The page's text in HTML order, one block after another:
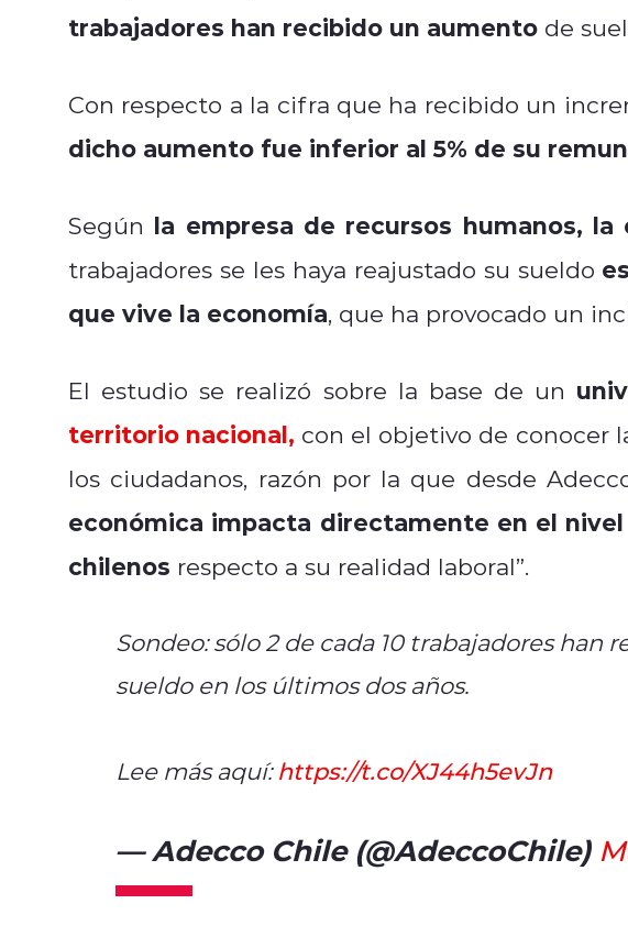
trabajadores han recibido un aumento de
Con respecto a la cifra que ha recibido un
dicho aumento fue inferior al 5% de su
Según la empresa de recursos humanos, la
trabajadores se les haya reajustado su sueldo
que vive la economía, que ha provocado un
El estudio se realizó sobre la base de un
territorio nacional, con el objetivo de conocer
los ciudadanos, razón por la que desde
económica impacta directamente en el
chilenos respecto a su realidad laboral”.
Sondeo: sólo 2 de cada 10 trabajadores han
sueldo en los últimos dos años.
Lee más aquí:https://t.co/XJ44h5evJn
— Adecco Chile (@AdeccoChile)